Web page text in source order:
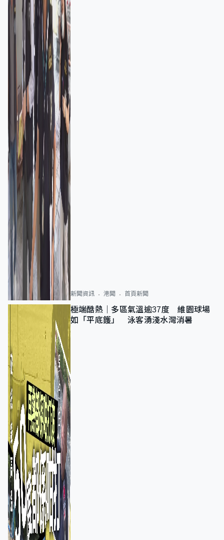
新聞資訊 港聞 首頁新聞
極端酷熱｜多區氣溫逾37度 維園球場
如「平底鑊」 泳客湧淺水灣消暑